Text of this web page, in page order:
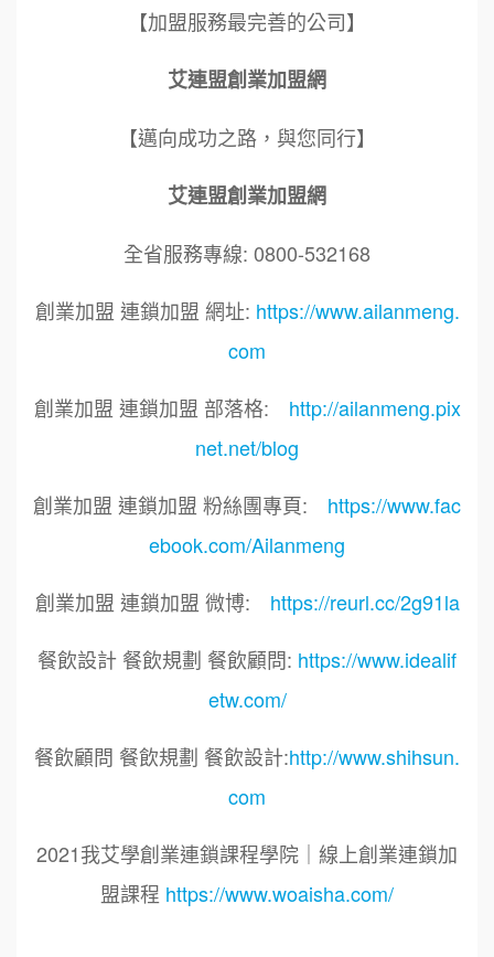
【加盟服務最完善的公司】
艾連盟創業加盟網
【邁向成功之路，與您同行】
艾連盟創業加盟網
全省服務專線: 0800-532168
創業加盟 連鎖加盟 網址: https://www.ailanmeng.
com
創業加盟 連鎖加盟 部落格: http://ailanmeng.pix
net.net/blog
創業加盟 連鎖加盟 粉絲團專頁: https://www.fac
ebook.com/Ailanmeng
創業加盟 連鎖加盟 微博: https://reurl.cc/2g91la
餐飲設計 餐飲規劃 餐飲顧問: https://www.idealif
etw.com/
餐飲顧問 餐飲規劃 餐飲設計:http://www.shihsun.
com
2021我艾學創業連鎖課程學院｜線上創業連鎖加
盟課程 https://www.woaisha.com/